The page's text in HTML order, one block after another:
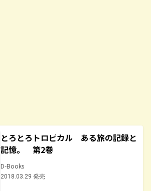
とろとろトロピカル ある旅の記録と
記憶。 第2巻
D-Books
2018.03.29 発売